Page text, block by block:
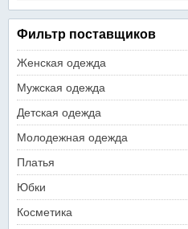
Фильтр поставщиков
Женская одежда
Мужская одежда
Детская одежда
Молодежная одежда
Платья
Юбки
Косметика